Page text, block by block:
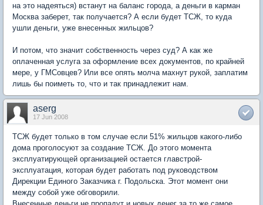
на это надеяться) встанут на баланс города, а деньги в карман
Москва заберет, так получается? А если будет ТСЖ, то куда
ушли деньги, уже внесенных жильцов?
И потом, что значит собственность через суд? А как же
оплаченная услуга за оформление всех документов, по крайней
мере, у ГМСовцев? Или все опять молча махнут рукой, заплатим
лишь бы поиметь то, что и так принадлежит нам.
aserg
17 Jun 2008
ТСЖ будет только в том случае если 51% жильцов какого-либо
дома проголосуют за создание ТСЖ. До этого момента
эксплуатирующей организацией остается главстрой-
эксплуатация, которая будет работать под руководством
Дирекции Единого Заказчика г. Подольска. Этот момент они
между собой уже обговорили.